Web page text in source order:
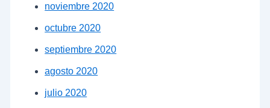
noviembre 2020
octubre 2020
septiembre 2020
agosto 2020
julio 2020